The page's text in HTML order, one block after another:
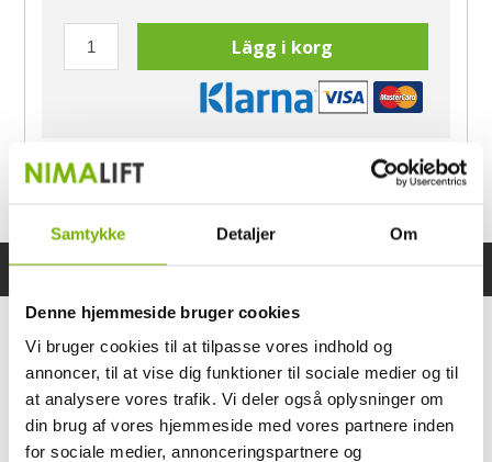
Samtykke Detaljer Om
Denne hjemmeside bruger cookies
Vi bruger cookies til at tilpasse vores indhold og
annoncer, til at vise dig funktioner til sociale medier og til
at analysere vores trafik. Vi deler også oplysninger om
din brug af vores hjemmeside med vores partnere inden
for sociale medier, annonceringspartnere og
Lägg i korg